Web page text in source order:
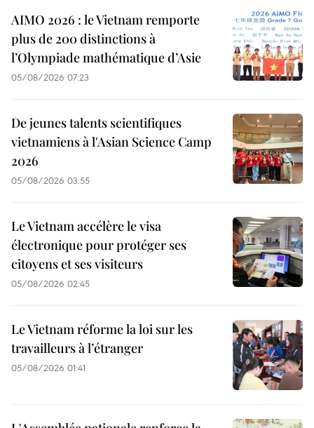
AIMO 2026 : le Vietnam remporte
plus de 200 distinctions à
l’Olympiade mathématique d’Asie
05/08/2026 07:23
De jeunes talents scientifiques
vietnamiens à l'Asian Science Camp
2026
05/08/2026 03:55
Le Vietnam accélère le visa
électronique pour protéger ses
citoyens et ses visiteurs
05/08/2026 02:45
Le Vietnam réforme la loi sur les
travailleurs à l’étranger
05/08/2026 01:41